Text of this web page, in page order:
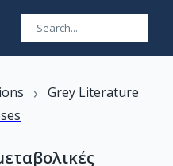
› Grey Literature